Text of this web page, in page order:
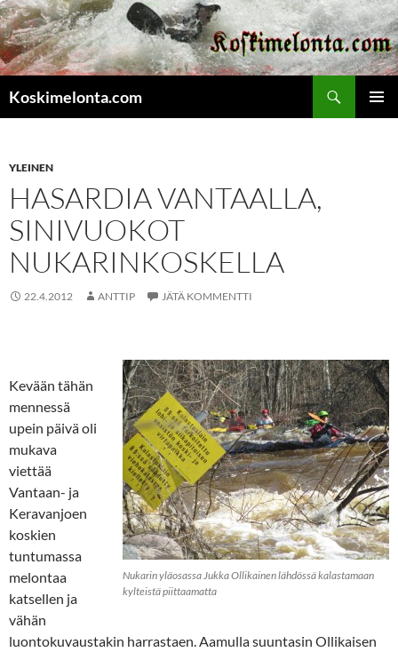
Koskimelonta.com
YLEINEN
HASARDIA VANTAALLA,
SINIVUOKOT
NUKARINKOSKELLA
22.4.2012 ANTTIP JÄTÄ KOMMENTTI
Nukarin yläosassa Jukka Ollikainen lähdössä kalastamaan
kylteistä piittaamatta
Kevään tähän
mennessä
upein päivä oli
mukava
viettää
Vantaan- ja
Keravanjoen
koskien
tuntumassa
melontaa
katsellen ja
vähän
luontokuvaustakin harrastaen. Aamulla suuntasin Ollikaisen